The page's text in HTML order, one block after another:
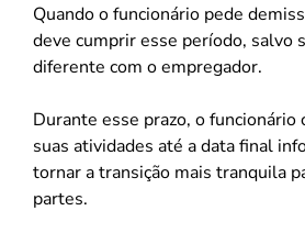
Quando o funcionário pede
deve cumprir esse período, salvo
diferente com o empregador.
Durante esse prazo, o funcionário
suas atividades até a data final
tornar a transição mais tranquila
partes.